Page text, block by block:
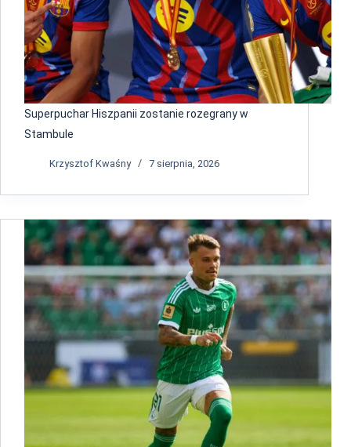
Superpuchar Hiszpanii zostanie rozegrany w
Stambule
Krzysztof Kwaśny 7 sierpnia, 2026